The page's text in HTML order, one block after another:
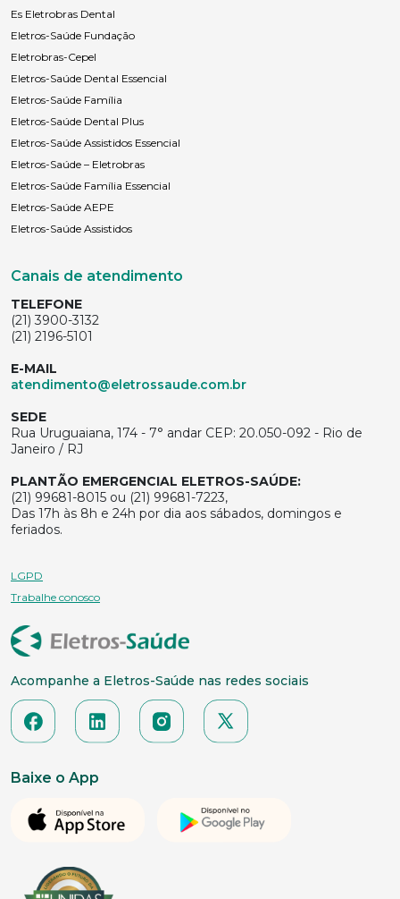
Es Eletrobras Dental
Eletros-Saúde Fundação
Eletrobras-Cepel
Eletros-Saúde Dental Essencial
Eletros-Saúde Família
Eletros-Saúde Dental Plus
Eletros-Saúde Assistidos Essencial
Eletros-Saúde – Eletrobras
Eletros-Saúde Família Essencial
Eletros-Saúde AEPE
Eletros-Saúde Assistidos
Canais de atendimento
TELEFONE
(21) 3900-3132
(21) 2196-5101
E-MAIL
atendimento@eletrossaude.com.br
SEDE
Rua Uruguaiana, 174 - 7° andar CEP: 20.050-092 - Rio de
Janeiro / RJ
PLANTÃO EMERGENCIAL ELETROS-SAÚDE:
(21) 99681-8015 ou (21) 99681-7223,
Das 17h às 8h e 24h por dia aos sábados, domingos e
feriados.
LGPD
Trabalhe conosco
Acompanhe a Eletros-Saúde nas redes sociais
Baixe o App